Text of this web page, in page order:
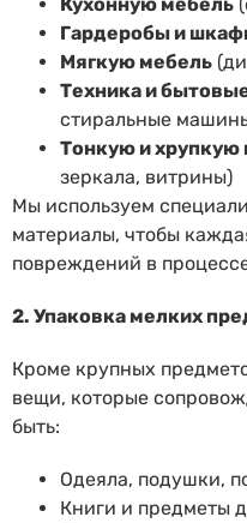
Кухонную мебель
Гардеробы и
Мягкую мебель
Техника и
стиральные
Тонкую и хрупкую
зеркала, витрины)
Мы используем
материалы, чтобы
повреждений в
2. Упаковка мелких
Кроме крупных
вещи, которые
быть:
Одеяла, подушки,
Книги и предметы